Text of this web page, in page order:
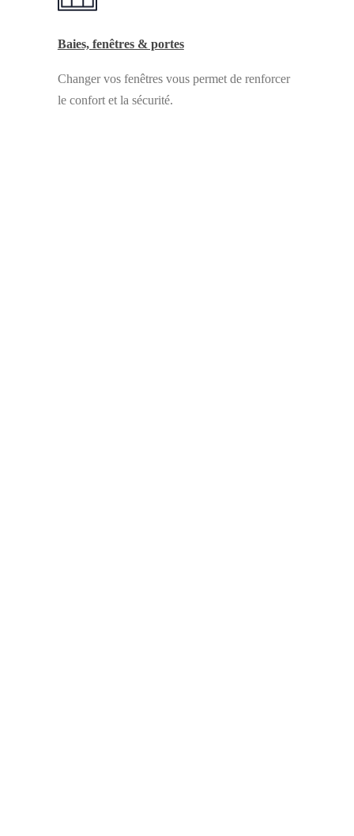
Baies, fenêtres & portes
Changer vos fenêtres vous permet de renforcer
le confort et la sécurité.